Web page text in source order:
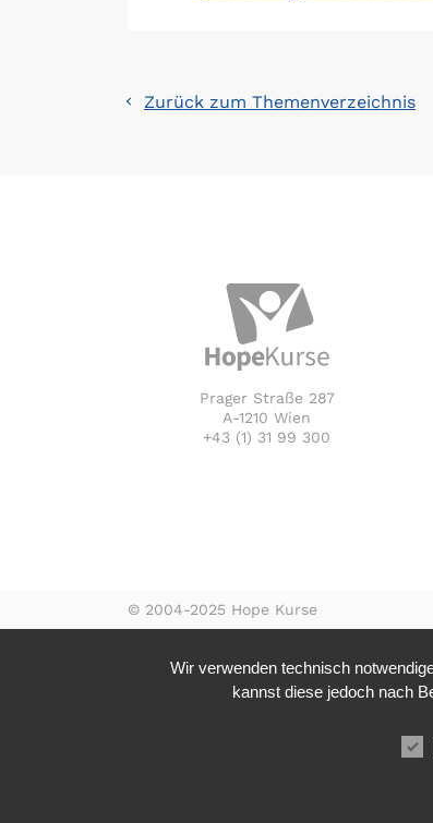
Zurück zum Themenverzeichnis
Prager Straße 287
A-1210 Wien
+43 (1) 31 99 300
© 2004-2025 Hope Kurse
Wir verwenden technisch
kannst diese jedoch nach